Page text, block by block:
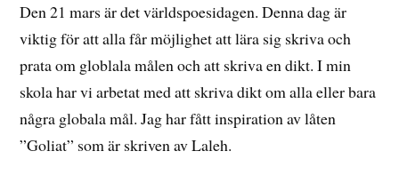
Den 21 mars är det världspoesidagen. Denna dag är
viktig för att alla får möjlighet att lära sig skriva och
prata om globlala målen och att skriva en dikt. I min
skola har vi arbetat med att skriva dikt om alla eller bara
några globala mål. Jag har fått inspiration av låten
”Goliat” som är skriven av Laleh.